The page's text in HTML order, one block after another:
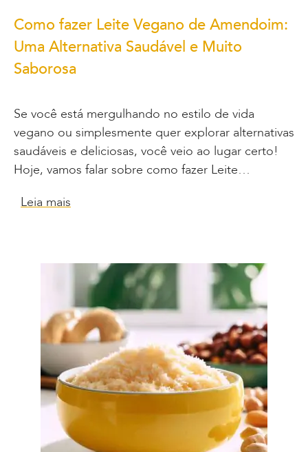
Como fazer Leite Vegano de Amendoim:
Uma Alternativa Saudável e Muito
Saborosa
Se você está mergulhando no estilo de vida
vegano ou simplesmente quer explorar alternativas
saudáveis e deliciosas, você veio ao lugar certo!
Hoje, vamos falar sobre como fazer Leite…
Leia mais